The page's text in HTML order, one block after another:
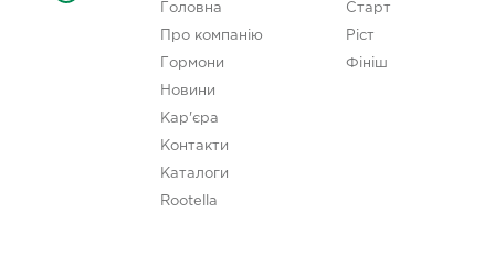
Головна
Про компанію
Гормони
Новини
Кар'єра
Контакти
Каталоги
Rootella
Старт
Ріст
Фініш